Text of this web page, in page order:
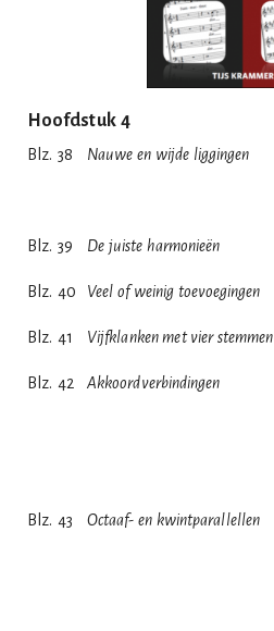
Hoofdstuk 4
Blz. 38 Nauwe en wijde liggingen
Blz. 39
De juiste harmonieën
Blz. 40
Veel of weinig toevoegingen
Blz. 41
Vijfklanken met vier stemmen
Blz. 42
Akkoordverbindingen
Blz. 43
Octaaf- en kwintparallellen